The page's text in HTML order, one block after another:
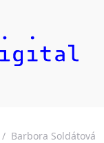
/ Barbora Soldátová